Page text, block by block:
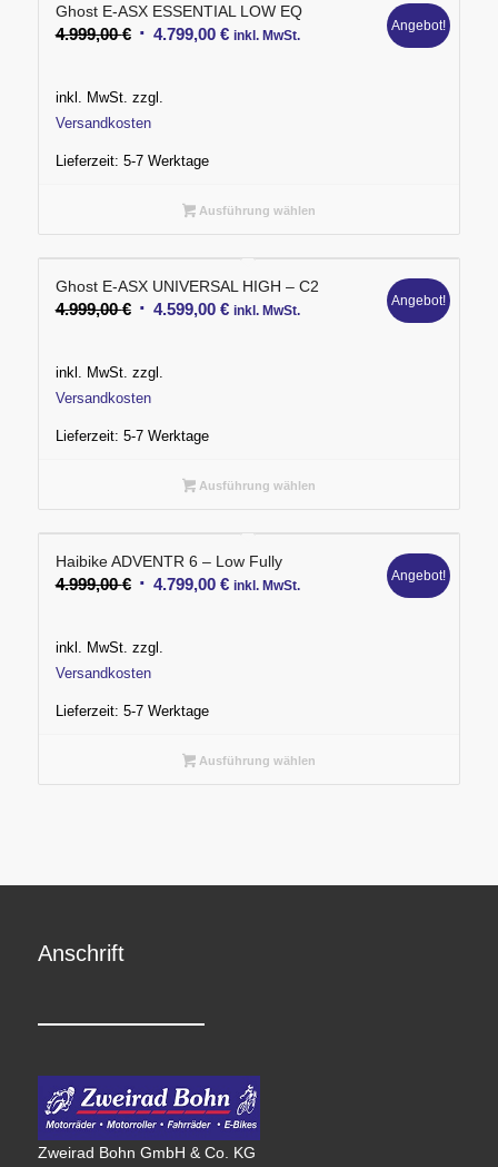
Ghost E-ASX ESSENTIAL LOW EQ
4.999,00€ Ursprünglicher
4.799,00 €Aktueller
inkl. MwSt.
Angebot!
inkl. MwSt. zzgl.
Versandkosten
Lieferzeit: 5-7 Werktage
Ausführung wählen
Ghost E-ASX UNIVERSAL HIGH – C2
4.999,00€ Ursprünglicher
4.599,00 €Aktueller
inkl. MwSt.
Angebot!
inkl. MwSt. zzgl.
Versandkosten
Lieferzeit: 5-7 Werktage
Ausführung wählen
Haibike ADVENTR 6 – Low Fully
4.999,00€ Ursprünglicher
4.799,00 €Aktueller
inkl. MwSt.
Angebot!
inkl. MwSt. zzgl.
Versandkosten
Lieferzeit: 5-7 Werktage
Ausführung wählen
Anschrift
Zweirad Bohn GmbH & Co. KG